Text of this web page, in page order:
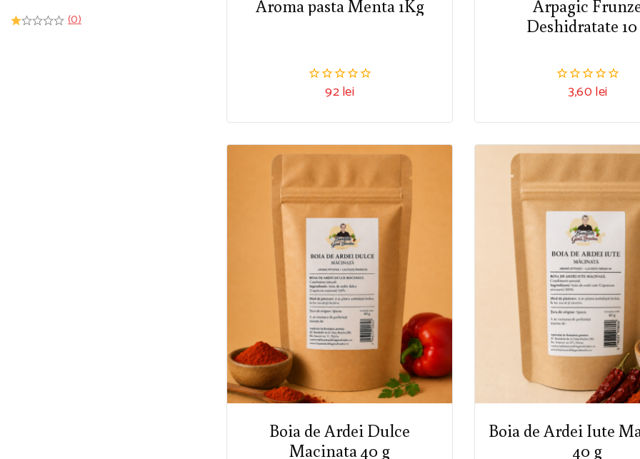
Aroma pasta Menta 1Kg
92lei
Arpagic
Deshidratate
3,60 lei
Boia de Ardei Dulce
Macinata 40 g
Boia de Ardei Iute
40 g
(0)